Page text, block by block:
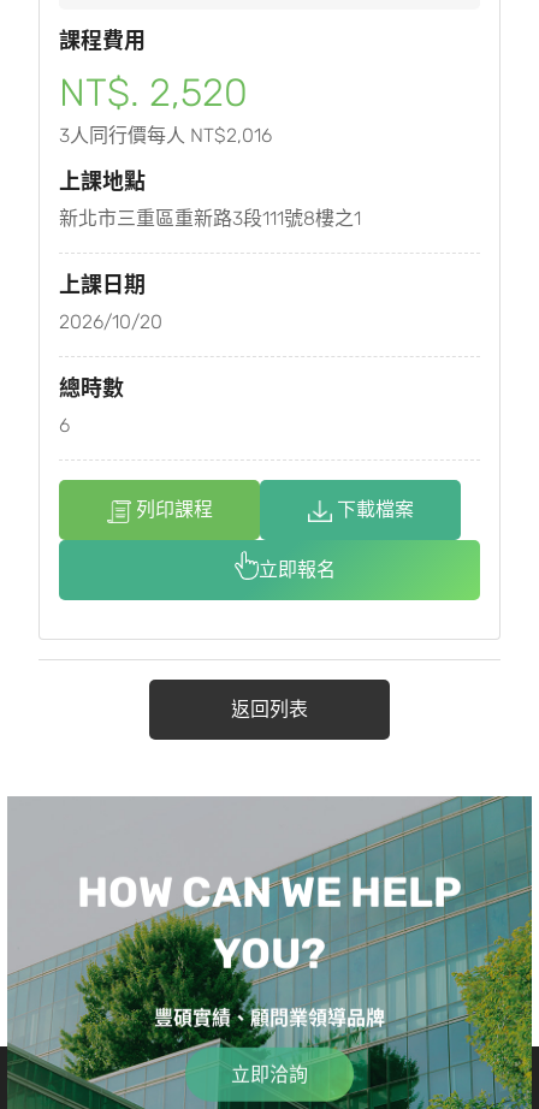
課程費用
NT$. 2,520
3人同行價每人 NT$2,016
上課地點
新北市三重區重新路3段111號8樓之1
上課日期
2026/10/20
總時數
6
列印課程 下載檔案
立即報名
返回列表
HOW CAN WE HELP
YOU?
豐碩實績、顧問業領導品牌
立即洽詢